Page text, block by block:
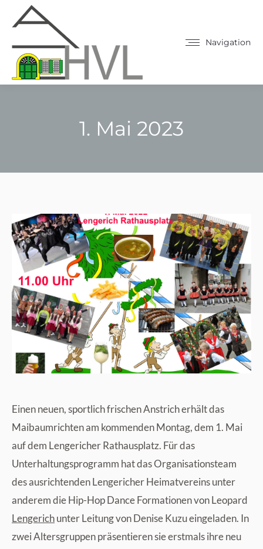
Navigation
1. Mai 2023
Einen neuen, sportlich frischen Anstrich erhält das
Maibaumrichten am kommenden Montag, dem 1. Mai
auf dem Lengericher Rathausplatz. Für das
Unterhaltungsprogramm hat das Organisationsteam
des ausrichtenden Lengericher Heimatvereins unter
anderem die Hip-Hop Dance Formationen von Leopard
Lengerichunter Leitung von Denise Kuzu eingeladen. In
zwei Altersgruppen präsentieren sie erstmals ihre neu